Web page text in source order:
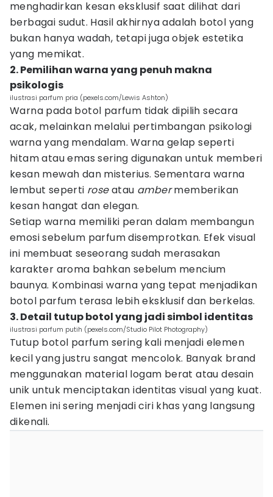
menghadirkan kesan eksklusif saat dilihat dari
berbagai sudut. Hasil akhirnya adalah botol yang
bukan hanya wadah, tetapi juga objek estetika
yang memikat.
2. Pemilihan warna yang penuh makna
psikologis
ilustrasi parfum pria (pexels.com/Lewis Ashton)
Warna pada botol parfum tidak dipilih secara
acak, melainkan melalui pertimbangan psikologi
warna yang mendalam. Warna gelap seperti
hitam atau emas sering digunakan untuk memberi
kesan mewah dan misterius. Sementara warna
lembut seperti roseatau ambermemberikan
kesan hangat dan elegan.
Setiap warna memiliki peran dalam membangun
emosi sebelum parfum disemprotkan. Efek visual
ini membuat seseorang sudah merasakan
karakter aroma bahkan sebelum mencium
baunya. Kombinasi warna yang tepat menjadikan
botol parfum terasa lebih eksklusif dan berkelas.
3. Detail tutup botol yang jadi simbol identitas
ilustrasi parfum putih (pexels.com/Studio Pilot Photography)
Tutup botol parfum sering kali menjadi elemen
kecil yang justru sangat mencolok. Banyak brand
menggunakan material logam berat atau desain
unik untuk menciptakan identitas visual yang kuat.
Elemen ini sering menjadi ciri khas yang langsung
dikenali.